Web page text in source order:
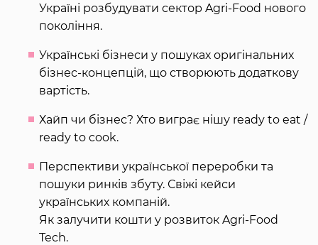
Україні розбудувати сектор Agri-Food нового
покоління.
Українські бізнеси у пошуках оригінальних
бізнес-концепцій, що створюють додаткову
вартість.
Хайп чи бізнес? Хто виграє нішу ready to eat /
ready to cook.
Перспективи української переробки та
пошуки ринків збуту. Свіжі кейси
українських компаній.
Як залучити кошти у розвиток Agri-Food
Tech.